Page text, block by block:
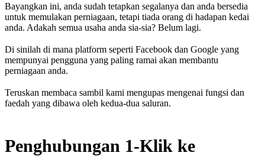
Bayangkan ini, anda sudah tetapkan segalanya dan anda bersedia
untuk memulakan perniagaan, tetapi tiada orang di hadapan kedai
anda. Adakah semua usaha anda sia-sia? Belum lagi.
Di sinilah di mana platform seperti Facebook dan Google yang
mempunyai pengguna yang paling ramai akan membantu
perniagaan anda.
Teruskan membaca sambil kami mengupas mengenai fungsi dan
faedah yang dibawa oleh kedua-dua saluran.
Penghubungan 1-Klik ke